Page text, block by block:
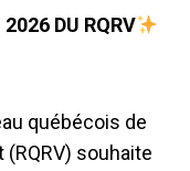
DU RQRV
québécois de
souhaite